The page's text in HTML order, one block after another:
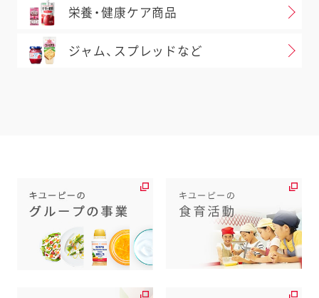
栄養・健康ケア商品
ジャム、スプレッドなど